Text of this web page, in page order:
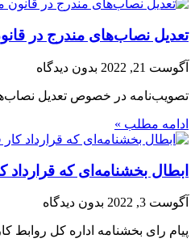
تعدیل نصاب­‌های مندرج در
آگوست 21, 2022 بدون دیدگاه
تصویب‌نامه در خصوص تعدیل نصاب­‌های مندرج
ادامه مطلب »
ابطال بخشنامه‌ای که
آگوست 3, 2022 بدون دیدگاه
پیام رای بخشنامه اداره کل روابط